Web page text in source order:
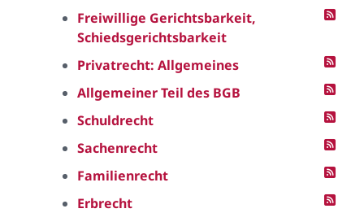
Freiwillige Gerichtsbarkeit,
Schiedsgerichtsbarkeit
Privatrecht: Allgemeines
Allgemeiner Teil des BGB
Schuldrecht
Sachenrecht
Familienrecht
Erbrecht